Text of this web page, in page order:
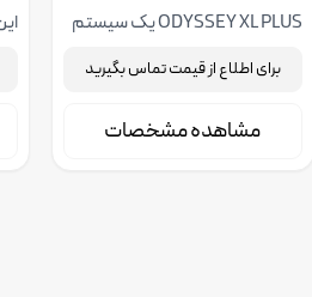
ODYSSEY XL PLUSODYSSEY XL PLUS یک سیستم
پیشرفته است که امکان اتصال تا
یک رایانه شخصی فراهم می‌کند.
برای اطلاع از قیمت تماس بگیرید
مشاهده مشخصات